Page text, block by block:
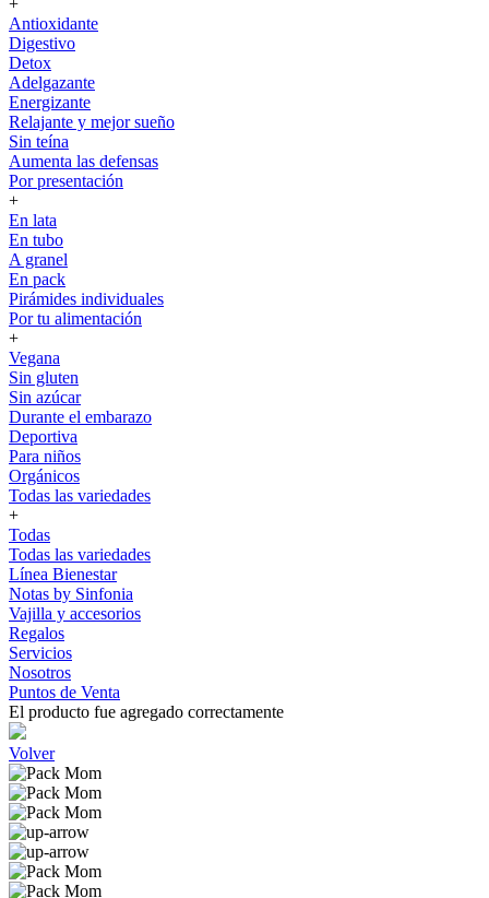
+
Antioxidante
Digestivo
Detox
Adelgazante
Energizante
Relajante y mejor sueño
Sin teína
Aumenta las defensas
Por presentación
+
En lata
En tubo
A granel
En pack
Pirámides individuales
Por tu alimentación
+
Vegana
Sin gluten
Sin azúcar
Durante el embarazo
Deportiva
Para niños
Orgánicos
Todas las variedades
+
Todas
Todas las variedades
Línea Bienestar
Notas by Sinfonia
Vajilla y accesorios
Regalos
Servicios
Nosotros
Puntos de Venta
El producto fue agregado correctamente
Volver